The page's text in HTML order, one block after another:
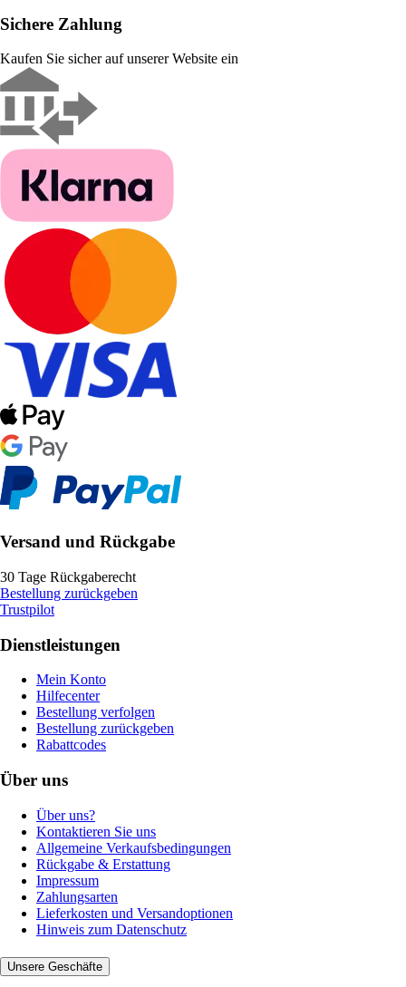
Sichere Zahlung
Kaufen Sie sicher auf unserer Website ein
Versand und Rückgabe
30 Tage Rückgaberecht
Bestellung zurückgeben
Trustpilot
Dienstleistungen
Mein Konto
Hilfecenter
Bestellung verfolgen
Bestellung zurückgeben
Rabattcodes
Über uns
Über uns?
Kontaktieren Sie uns
Allgemeine Verkaufsbedingungen
Rückgabe & Erstattung
Impressum
Zahlungsarten
Lieferkosten und Versandoptionen
Hinweis zum Datenschutz
Unsere Geschäfte